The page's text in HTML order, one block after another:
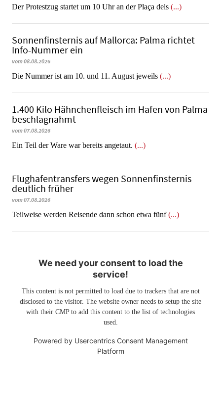
Der Protestzug startet um 10 Uhr an der Plaça dels (...)
Sonnenfinsternis auf Mallorca: Palma richtet
Info-Nummer ein
vom 08.08.2026
Die Nummer ist am 10. und 11. August jeweils (...)
1.400 Kilo Hähnchenfleisch im Hafen von Palma
beschlagnahmt
vom 07.08.2026
​​​​​​​Ein Teil der Ware war bereits angetaut. (...)
Flughafentransfers wegen Sonnenfinsternis
deutlich früher
vom 07.08.2026
Teilweise werden Reisende dann schon etwa fünf(...)
We need your consent to load the
service!
This content is not permitted to load due to trackers that are not
disclosed to the visitor. The website owner needs to setup the site
with their CMP to add this content to the list of technologies
used.
Powered by Usercentrics Consent Management
Platform